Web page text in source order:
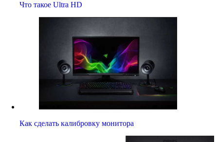
Что такое Ultra HD
Как сделать калибровку монитора